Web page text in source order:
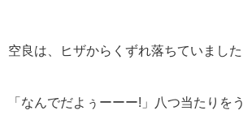
空良は、ヒザからくずれ落ちていました
「なんでだよぅーーー!」八つ当たりを